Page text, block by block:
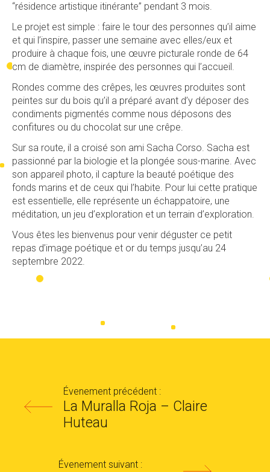
“résidence artistique itinérante” pendant 3 mois.
Le projet est simple : faire le tour des personnes qu’il aime
et qui l’inspire, passer une semaine avec elles/eux et
produire à chaque fois, une œuvre picturale ronde de 64
cm de diamètre, inspirée des personnes qui l’accueil.
Rondes comme des crêpes, les œuvres produites sont
peintes sur du bois qu’il a préparé avant d’y déposer des
condiments pigmentés comme nous déposons des
confitures ou du chocolat sur une crêpe.
Sur sa route, il a croisé son ami Sacha Corso. Sacha est
passionné par la biologie et la plongée sous-marine. Avec
son appareil photo, il capture la beauté poétique des
fonds marins et de ceux qui l’habite. Pour lui cette pratique
est essentielle, elle représente un échappatoire, une
méditation, un jeu d’exploration et un terrain d’exploration.
Vous êtes les bienvenus pour venir déguster ce petit
repas d’image poétique et or du temps jusqu’au 24
septembre 2022.
Évenement précédent :
La Muralla Roja – Claire
Huteau
Évenement suivant :